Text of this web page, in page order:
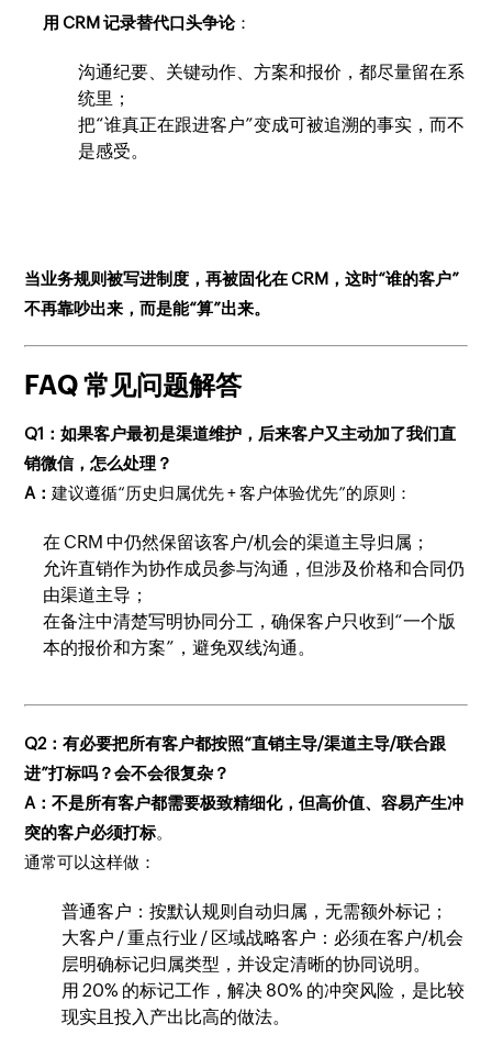
用 CRM 记录替代口头争论：
沟通纪要、关键动作、方案和报价，都尽量留在系
统里；
把“谁真正在跟进客户”变成可被追溯的事实，而不
是感受。
当业务规则被写进制度，再被固化在 CRM，这时“谁的客户”
不再靠吵出来，而是能“算”出来。
FAQ 常见问题解答
Q1：如果客户最初是渠道维护，后来客户又主动加了我们直
销微信，怎么处理？
A：建议遵循“历史归属优先 + 客户体验优先”的原则：
在 CRM 中仍然保留该客户/机会的渠道主导归属；
允许直销作为协作成员参与沟通，但涉及价格和合同仍
由渠道主导；
在备注中清楚写明协同分工，确保客户只收到“一个版
本的报价和方案”，避免双线沟通。
Q2：有必要把所有客户都按照“直销主导/渠道主导/联合跟
进”打标吗？会不会很复杂？
A：不是所有客户都需要极致精细化，但高价值、容易产生冲
突的客户必须打标。
通常可以这样做：
普通客户：按默认规则自动归属，无需额外标记；
大客户 / 重点行业 / 区域战略客户：必须在客户/机会
层明确标记归属类型，并设定清晰的协同说明。
用 20% 的标记工作，解决 80% 的冲突风险，是比较
现实且投入产出比高的做法。